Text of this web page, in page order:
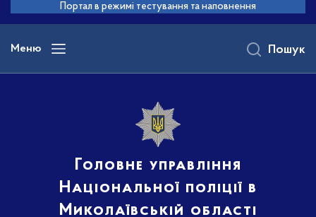
основного
вмісту
Портал в режимі тестування та наповнення
Меню
Головне управління
Національної поліції в
Миколаївській області
Пошук